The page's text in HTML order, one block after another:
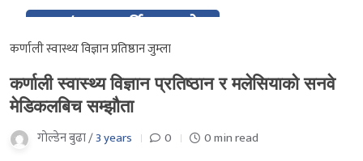
01 / २०८० कार्तिक १५ गते
Nov / २०८० कार्तिक १५ गते
कर्णाली स्वास्थ्य विज्ञान प्रतिष्ठान जुम्ला
कर्णाली स्वास्थ्य विज्ञान प्रतिष्ठान र मलेसियाको सनवे
मेडिकलबिच सम्झौता
गाेल्डेन बुढा /3 years 0 0 min read